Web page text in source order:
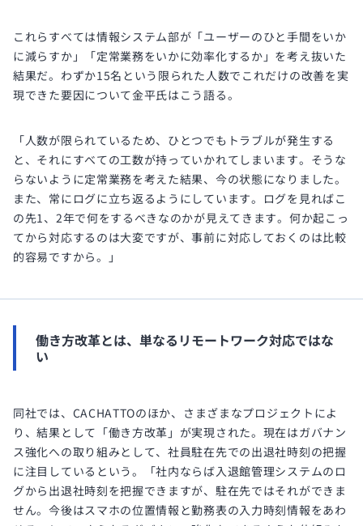
これらすべては情報システム部が「ユーザーのひと手間をいか
に減らすか」「定常業務をいかに効率化するか」を考え抜いた
結果だ。わずか15名という限られた人数でこれだけの改善を実
現できた要因について金平氏はこう語る。
「人数が限られているため、ひとつでもトラブルが発生する
と、それにすべての工数が持っていかれてしまいます。そうな
らないように定常業務を考えた結果、今の状態になりました。
また、常にログに立ち返るようにしています。ログを見ればこ
の先1、2年で何をするべきなのかが見えてきます。何か起こっ
てから対応するのは大変ですが、事前に対応しておくのは比較
的容易ですから。」
働き方改革とは、単なるリモートワーク対応ではな
い
同社では、CACHATTOのほか、さまざまなプロジェクトによ
り、結果として「働き方改革」が実現された。現在はガバナン
ス強化への取り組みとして、社員駐在先での出退社時刻の把握
に注目しているという。「社内ならば入退館管理システムのロ
グから出退社時刻を把握できますが、駐在先ではそれができま
せん。今後はスマホの位置情報と勤務表の入力時刻情報をあわ